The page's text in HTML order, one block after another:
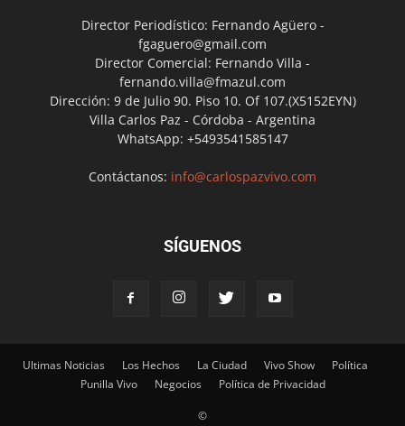
Director Periodístico: Fernando Agüero -
fgaguero@gmail.com
Director Comercial: Fernando Villa -
fernando.villa@fmazul.com
Dirección: 9 de Julio 90. Piso 10. Of 107.(X5152EYN)
Villa Carlos Paz - Córdoba - Argentina
WhatsApp: +5493541585147
Contáctanos: info@carlospazvivo.com
SÍGUENOS
Ultimas Noticias Los Hechos La Ciudad Vivo Show
Política
Punilla Vivo
Negocios Política de Privacidad
©